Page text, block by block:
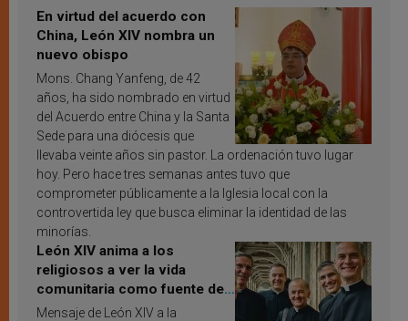
En virtud del acuerdo con
China, León XIV nombra un
nuevo obispo
Mons. Chang Yanfeng, de 42
años, ha sido nombrado en virtud
del Acuerdo entre China y la Santa
Sede para una diócesis que
llevaba veinte años sin pastor. La ordenación tuvo lugar
hoy. Pero hace tres semanas antes tuvo que
comprometer públicamente a la Iglesia local con la
controvertida ley que busca eliminar la identidad de las
minorías.
León XIV anima a los
religiosos a ver la vida
comunitaria como fuente de
inspiración y santificación
Mensaje de León XIV a la